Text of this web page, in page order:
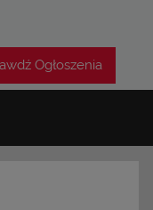
Ogłoszenia